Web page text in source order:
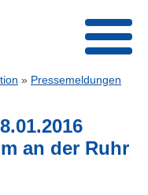
» Pressemeldungen
an der Ruhr